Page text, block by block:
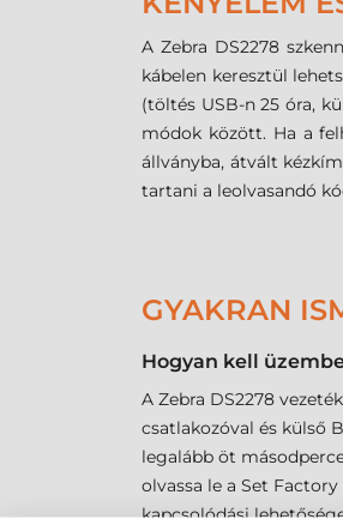
A Zebra DS2278
kábelen keresztül
(töltés USB-n 25 óra,
módok között. Ha a
állványba, átvált
tartani a leolvasandó
GYAKRAN
Hogyan kell
A Zebra DS2278
csatlakozóval és külső
legalább öt
olvassa le a Set
kapcsolódási